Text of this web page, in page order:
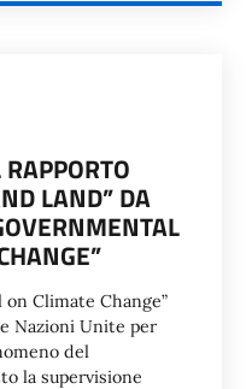
LAND” DA
on Climate Change”
Nazioni Unite per
del
la supervisione